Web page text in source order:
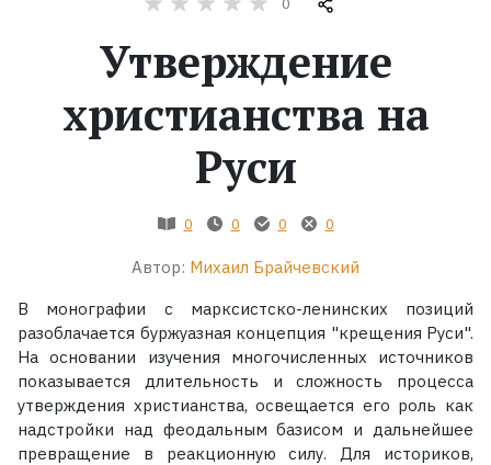
Серии
Утверждение
христианства на
Руси
0 0 0 0
Автор: Михаил Брайчевский
В монографии с марксистско-ленинских позиций
разоблачается буржуазная концепция "крещения Руси".
На основании изучения многочисленных источников
показывается длительность и сложность процесса
утверждения христианства, освещается его роль как
надстройки над феодальным базисом и дальнейшее
превращение в реакционную силу. Для историков,